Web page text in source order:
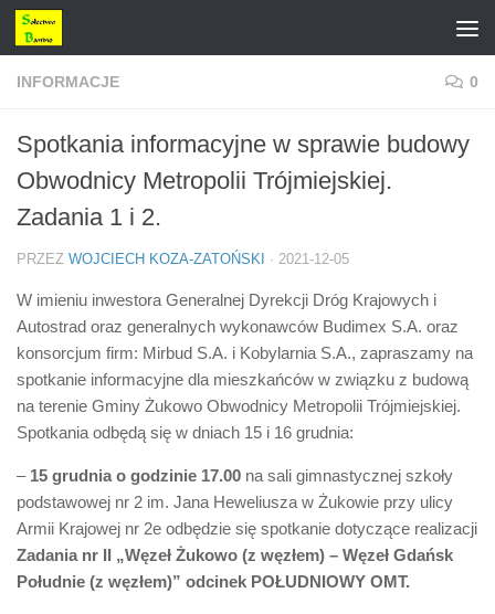
Przejdź do treści
INFORMACJE 0
Spotkania informacyjne w sprawie budowy
Obwodnicy Metropolii Trójmiejskiej.
Zadania 1 i 2.
PRZEZ WOJCIECH KOZA-ZATOŃSKI · 2021-12-05
W imieniu inwestora Generalnej Dyrekcji Dróg Krajowych i
Autostrad oraz generalnych wykonawców Budimex S.A. oraz
konsorcjum firm: Mirbud S.A. i Kobylarnia S.A., zapraszamy na
spotkanie informacyjne dla mieszkańców w związku z budową
na terenie Gminy Żukowo Obwodnicy Metropolii Trójmiejskiej.
Spotkania odbędą się w dniach 15 i 16 grudnia:
– 15 grudnia o godzinie 17.00 na sali gimnastycznej szkoły
podstawowej nr 2 im. Jana Heweliusza w Żukowie przy ulicy
Armii Krajowej nr 2e odbędzie się spotkanie dotyczące realizacji
Zadania nr II „Węzeł Żukowo (z węzłem) – Węzeł Gdańsk
Południe (z węzłem)” odcinek POŁUDNIOWY OMT.